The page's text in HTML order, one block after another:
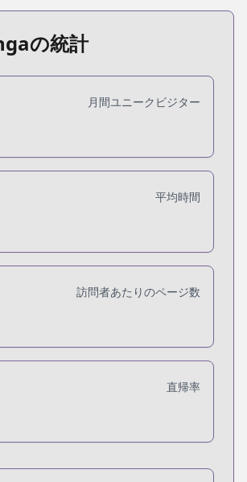
の統計
月間ユニークビジター
平均時間
訪問者あたりのページ数
直帰率